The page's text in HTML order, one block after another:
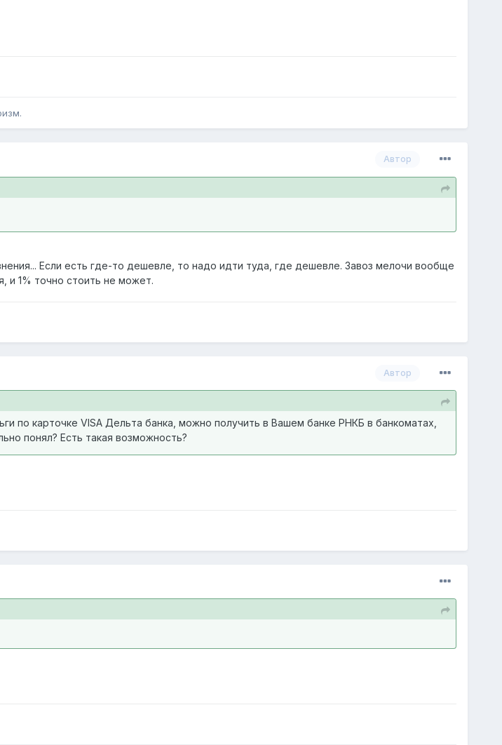
Автор
Если есть где-то дешевле, то надо идти туда, где дешевле. Завоз мелочи вообще
и 1% точно стоить не может.
Автор
по карточке VISA Дельта банка, можно получить в Вашем банке РНКБ в банкоматах,
понял? Есть такая возможность?